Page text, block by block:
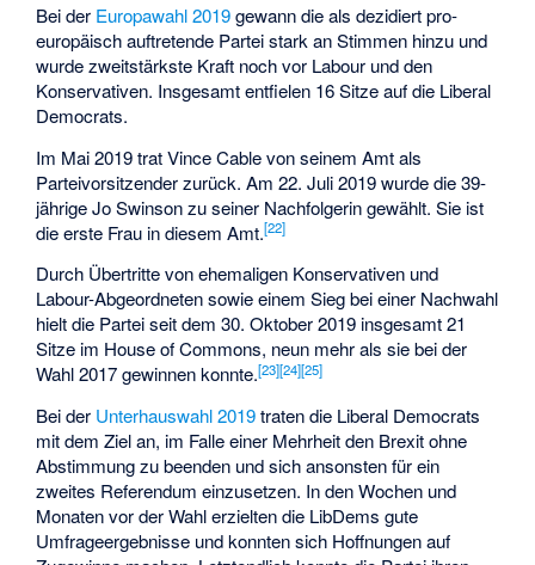
Bei der Europawahl 2019gewann die als dezidiert pro-
europäisch auftretende Partei stark an Stimmen hinzu und
wurde zweitstärkste Kraft noch vor Labour und den
Konservativen. Insgesamt entfielen 16 Sitze auf die Liberal
Democrats.
Im Mai 2019 trat Vince Cable von seinem Amt als
Parteivorsitzender zurück. Am 22. Juli 2019 wurde die 39-
jährige Jo Swinson zu seiner Nachfolgerin gewählt. Sie ist
die erste Frau in diesem Amt.[22]
Durch Übertritte von ehemaligen Konservativen und
Labour-Abgeordneten sowie einem Sieg bei einer Nachwahl
hielt die Partei seit dem 30. Oktober 2019 insgesamt 21
Sitze im House of Commons, neun mehr als sie bei der
Wahl 2017 gewinnen konnte.[23][24][25]
Bei der Unterhauswahl 2019traten die Liberal Democrats
mit dem Ziel an, im Falle einer Mehrheit den Brexit ohne
Abstimmung zu beenden und sich ansonsten für ein
zweites Referendum einzusetzen. In den Wochen und
Monaten vor der Wahl erzielten die LibDems gute
Umfrageergebnisse und konnten sich Hoffnungen auf